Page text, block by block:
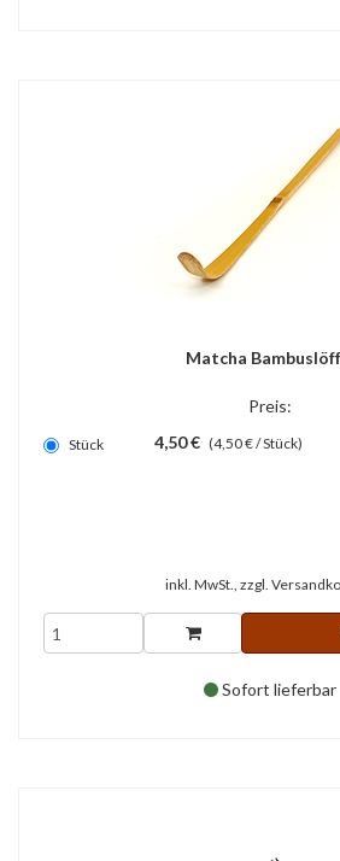
Matcha
Preis:
Stück 4,50 € (4,50 € / Stück)
inkl. MwSt., zzgl.
Sofort lieferbar